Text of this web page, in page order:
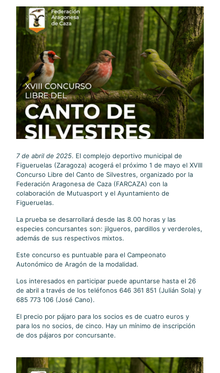
7 de abril de 2025. El complejo deportivo municipal de
Figueruelas (Zaragoza) acogerá el próximo 1 de mayo el XVIII
Concurso Libre del Canto de Silvestres, organizado por la
Federación Aragonesa de Caza (FARCAZA) con la
colaboración de Mutuasport y el Ayuntamiento de
Figueruelas.
La prueba se desarrollará desde las 8.00 horas y las
especies concursantes son: jilgueros, pardillos y verderoles,
además de sus respectivos mixtos.
Este concurso es puntuable para el Campeonato
Autonómico de Aragón de la modalidad.
Los interesados en participar puede apuntarse hasta el 26
de abril a través de los teléfonos 646 361 851 (Julián Sola) y
685 773 106 (José Cano).
El precio por pájaro para los socios es de cuatro euros y
para los no socios, de cinco. Hay un mínimo de inscripción
de dos pájaros por concursante.